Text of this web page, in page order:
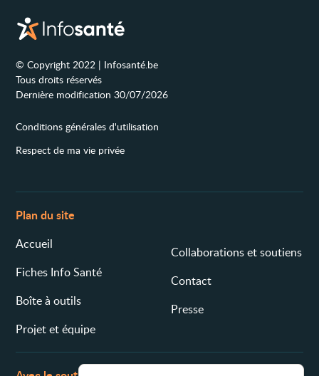
© Copyright 2022 | Infosanté.be
Tous droits réservés
Dernière modification 30/07/2026
Conditions générales d'utilisation
Respect de ma vie privée
Plan du site
Accueil
Fiches Info Santé
Boîte à outils
Projet et équipe
Collaborations et soutiens
Contact
Presse